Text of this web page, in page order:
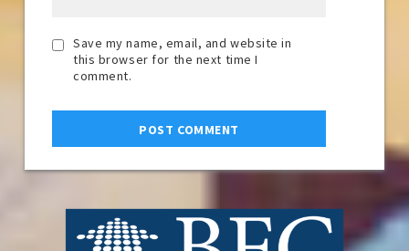
Save my name, email, and website in
this browser for the next time I
comment.